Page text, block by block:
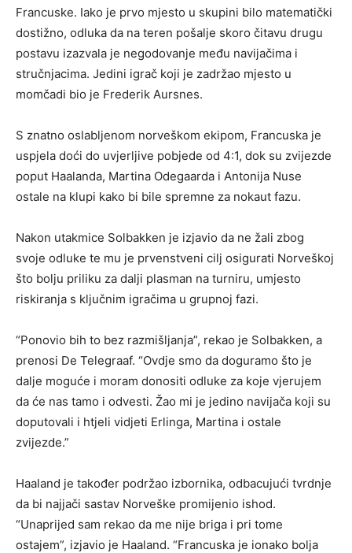
Francuske. Iako je prvo mjesto u skupini bilo matematički
dostižno, odluka da na teren pošalje skoro čitavu drugu
postavu izazvala je negodovanje među navijačima i
stručnjacima. Jedini igrač koji je zadržao mjesto u
momčadi bio je Frederik Aursnes.
S znatno oslabljenom norveškom ekipom, Francuska je
uspjela doći do uvjerljive pobjede od 4:1, dok su zvijezde
poput Haalanda, Martina Odegaarda i Antonija Nuse
ostale na klupi kako bi bile spremne za nokaut fazu.
Nakon utakmice Solbakken je izjavio da ne žali zbog
svoje odluke te mu je prvenstveni cilj osigurati Norveškoj
što bolju priliku za dalji plasman na turniru, umjesto
riskiranja s ključnim igračima u grupnoj fazi.
“Ponovio bih to bez razmišljanja”, rekao je Solbakken, a
prenosi De Telegraaf. “Ovdje smo da doguramo što je
dalje moguće i moram donositi odluke za koje vjerujem
da će nas tamo i odvesti. Žao mi je jedino navijača koji su
doputovali i htjeli vidjeti Erlinga, Martina i ostale
zvijezde.”
Haaland je također podržao izbornika, odbacujući tvrdnje
da bi najjači sastav Norveške promijenio ishod.
“Unaprijed sam rekao da me nije briga i pri tome
ostajem”, izjavio je Haaland. “Francuska je ionako bolja